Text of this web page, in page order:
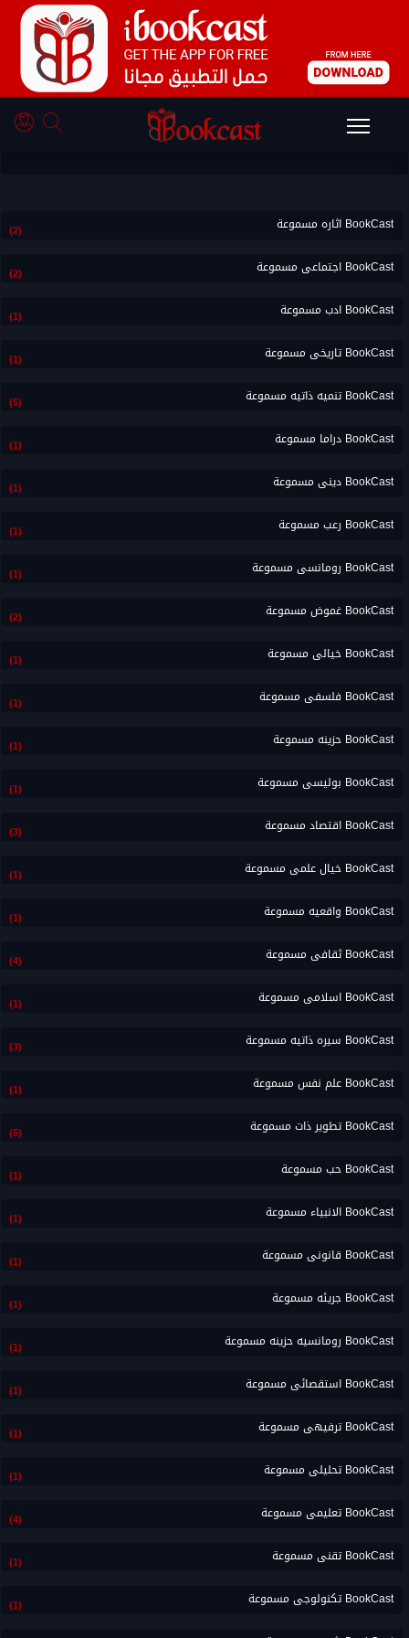
الاكثر استماع من BookCast نقد
BookCast اثاره مسموعة (2)
BookCast اجتماعى مسموعة (2)
BookCast ادب مسموعة (1)
BookCast تاريخى مسموعة (1)
BookCast تنميه ذاتيه مسموعة (5)
BookCast دراما مسموعة (1)
BookCast دينى مسموعة (1)
BookCast رعب مسموعة (1)
BookCast رومانسى مسموعة (1)
BookCast غموض مسموعة (2)
BookCast خيالى مسموعة (1)
BookCast فلسفى مسموعة (1)
BookCast حزينه مسموعة (1)
BookCast بوليسى مسموعة (1)
BookCast اقتصاد مسموعة (3)
BookCast خيال علمى مسموعة (1)
BookCast واقعيه مسموعة (1)
BookCast ثقافى مسموعة (4)
BookCast اسلامى مسموعة (1)
BookCast سيره ذاتيه مسموعة (3)
BookCast علم نفس مسموعة (1)
BookCast تطوير ذات مسموعة (5)
BookCast حب مسموعة (1)
BookCast الانبياء مسموعة (1)
BookCast قانونى مسموعة (1)
BookCast جريئه مسموعة (1)
BookCast رومانسيه حزينه مسموعة (1)
BookCast استقصائى مسموعة (1)
BookCast ترفيهى مسموعة (1)
BookCast تحليلى مسموعة (1)
BookCast تعليمى مسموعة (4)
BookCast تقنى مسموعة (1)
BookCast تكنولوجى مسموعة (1)